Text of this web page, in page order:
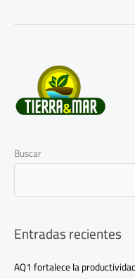
Buscar
Entradas recientes
AQ1 fortalece la